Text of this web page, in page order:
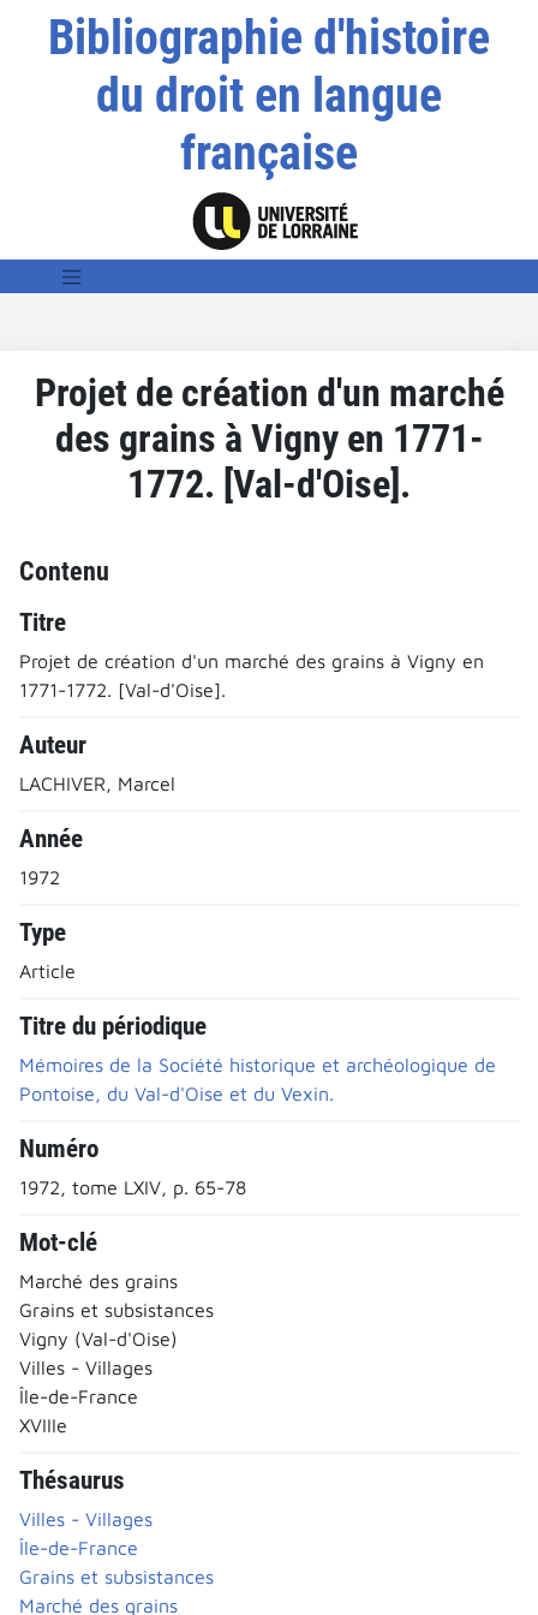
Bibliographie d'histoire
du droit en langue
française
Projet de création d'un marché
des grains à Vigny en 1771-
1772. [Val-d'Oise].
Contenu
Titre
Projet de création d'un marché des grains à Vigny en
1771-1772. [Val-d'Oise].
Auteur
LACHIVER, Marcel
Année
1972
Type
Article
Titre du périodique
Mémoires de la Société historique et archéologique de
Pontoise, du Val-d'Oise et du Vexin.
Numéro
1972, tome LXIV, p. 65-78
Mot-clé
Marché des grains
Grains et subsistances
Vigny (Val-d'Oise)
Villes - Villages
Île-de-France
XVIIIe
Thésaurus
Villes - Villages
Île-de-France
Grains et subsistances
Marché des grains